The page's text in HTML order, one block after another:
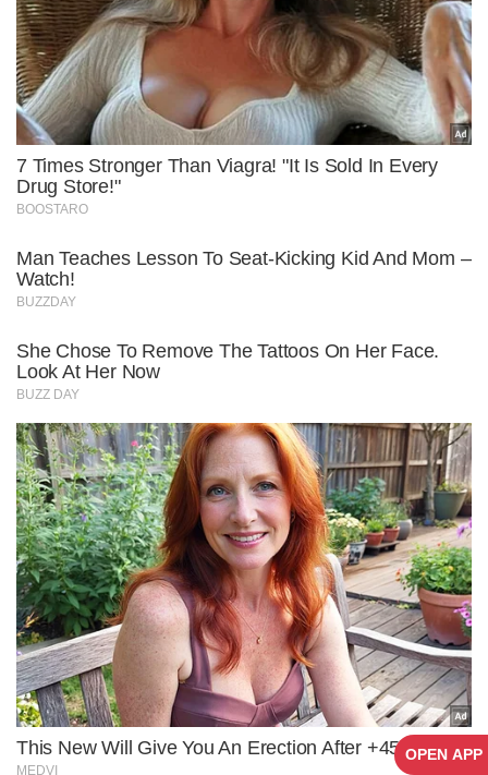
OPEN APP